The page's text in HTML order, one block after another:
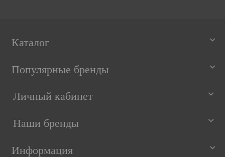
Каталог
Популярные бренды
Личный кабинет
Наши бренды
Информация